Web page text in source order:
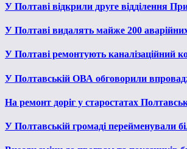
У Полтаві відкрили друге відділення
У Полтаві видалять майже 200
У Полтаві ремонтують каналізаційний
У Полтавській ОВА обговорили
На ремонт доріг у старостатах
У Полтавській громаді перейменували